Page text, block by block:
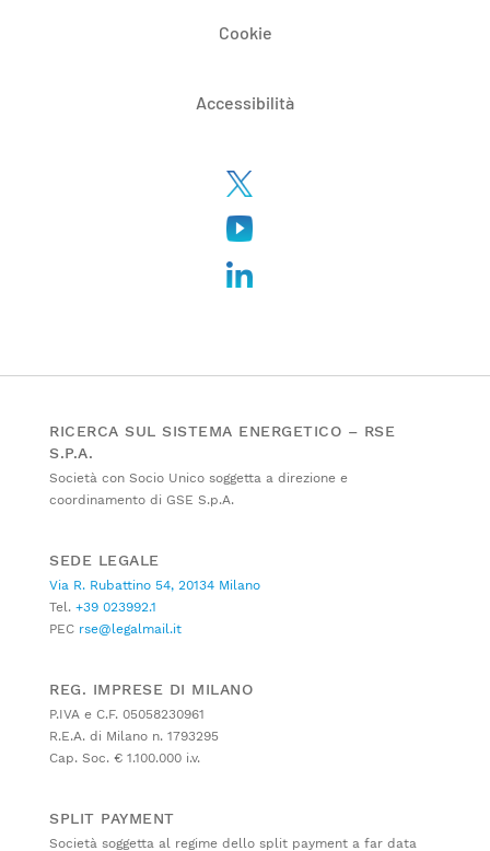
Cookie
Accessibilità
RICERCA SUL SISTEMA ENERGETICO – RSE
S.P.A.
Società con Socio Unico soggetta a direzione e
coordinamento di GSE S.p.A.
SEDE LEGALE
Via R. Rubattino 54, 20134 Milano
Tel. +39 023992.1
PEC rse@legalmail.it
REG. IMPRESE DI MILANO
P.IVA e C.F. 05058230961
R.E.A. di Milano n. 1793295
Cap. Soc. € 1.100.000 i.v.
SPLIT PAYMENT
Società soggetta al regime dello split payment a far data